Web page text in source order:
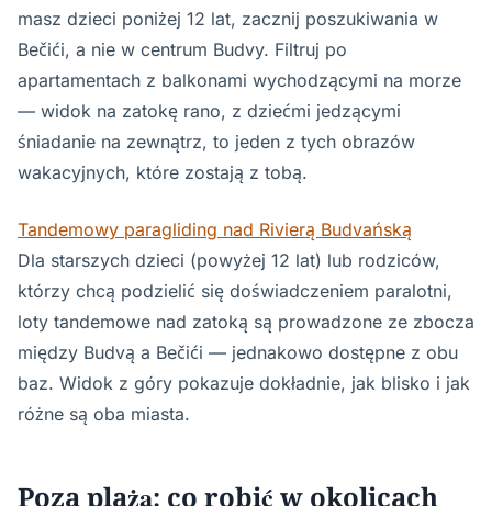
masz dzieci poniżej 12 lat, zacznij poszukiwania w
Bečići, a nie w centrum Budvy. Filtruj po
apartamentach z balkonami wychodzącymi na morze
— widok na zatokę rano, z dziećmi jedzącymi
śniadanie na zewnątrz, to jeden z tych obrazów
wakacyjnych, które zostają z tobą.
Tandemowy paragliding nad Rivierą Budvańską
Dla starszych dzieci (powyżej 12 lat) lub rodziców,
którzy chcą podzielić się doświadczeniem paralotni,
loty tandemowe nad zatoką są prowadzone ze zbocza
między Budvą a Bečići — jednakowo dostępne z obu
baz. Widok z góry pokazuje dokładnie, jak blisko i jak
różne są oba miasta.
Poza plażą: co robić w okolicach